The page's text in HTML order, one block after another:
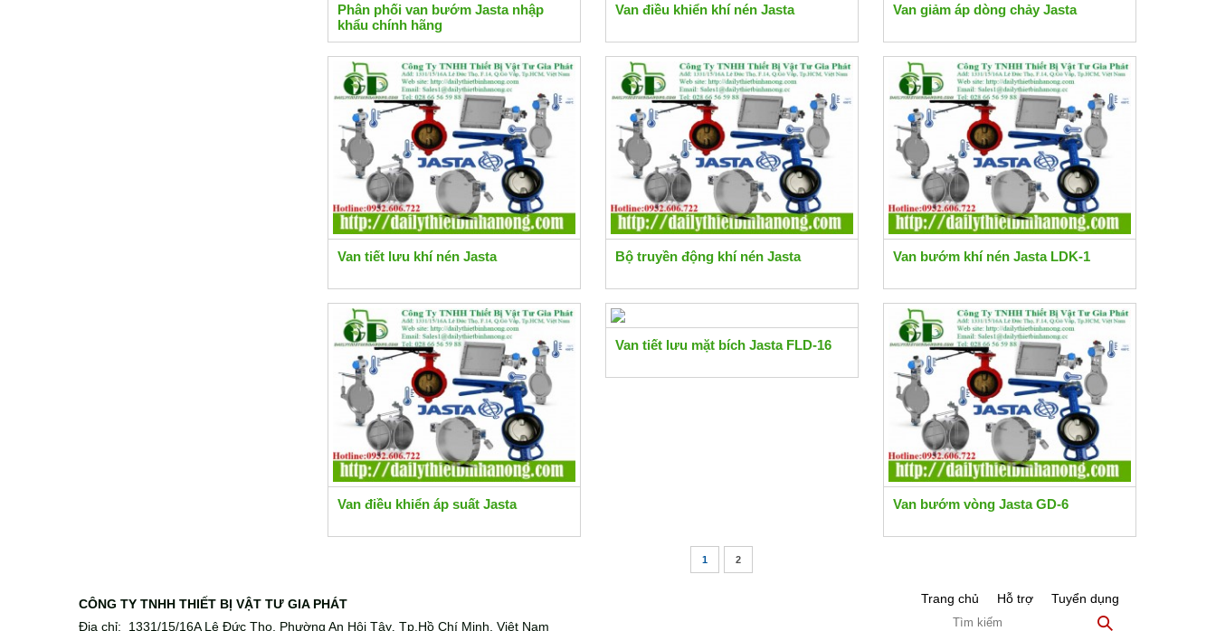
Phân phối van bướm Jasta nhập
khẩu chính hãng
Van điều khiển khí nén Jasta Van giảm áp dòng chảy Jasta
Van tiết lưu khí nén Jasta Bộ truyền động khí nén Jasta Van bướm khí nén Jasta LDK-1
Van điều khiển áp suất Jasta
Van tiết lưu mặt bích Jasta FLD-16
Van bướm vòng Jasta GD-6
1 2
CÔNG TY TNHH THIẾT BỊ VẬT TƯ GIA PHÁT
Địa chỉ: 1331/15/16A Lê Đức Thọ, Phường An Hội Tây Tp.Hồ Chí Minh, Việt Nam
Trang chủ Hỗ trợ Tuyển dụng